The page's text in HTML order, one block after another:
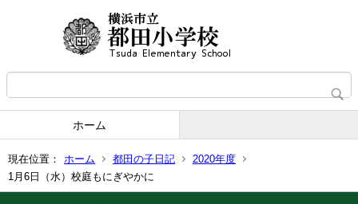
ホーム
現在位置： ホーム 都田の子日記
2020年度
1月6日（水）校庭もにぎやかに